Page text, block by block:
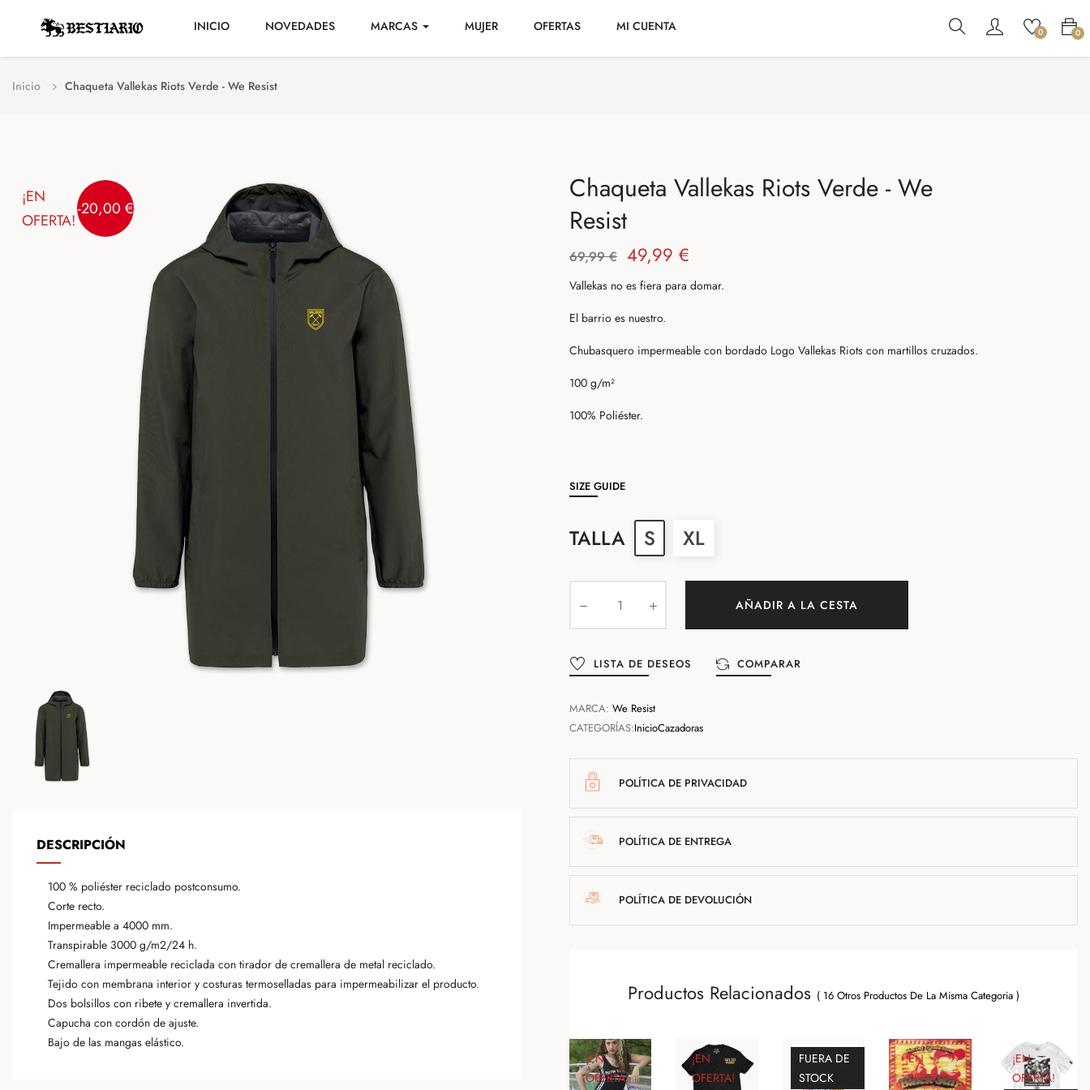
INICIO NOVEDADES MARCAS MUJER OFERTAS MI CUENTA 0 0
Inicio Chaqueta Vallekas Riots Verde - We Resist
¡EN
OFERTA!
-20,00 €
DESCRIPCIÓN
100 % poliéster reciclado postconsumo.
Corte recto.
Impermeable a 4000 mm.
Transpirable 3000 g/m2/24 h.
Cremallera impermeable reciclada con tirador de cremallera de metal reciclado.
Tejido con membrana interior y costuras termoselladas para impermeabilizar el producto.
Dos bolsillos con ribete y cremallera invertida.
Capucha con cordón de ajuste.
Bajo de las mangas elástico.
Chaqueta Vallekas Riots Verde - We
Resist
69,99 € 49,99 €
Vallekas no es fiera para domar.
El barrio es nuestro.
Chubasquero impermeable con bordado Logo Vallekas Riots con martillos cruzados.
100 g/m²
100% Poliéster.
SIZE GUIDE
TALLA S XL
AÑADIR A LA CESTA
LISTA DE DESEOS COMPARAR
MARCA: We Resist
CATEGORÍAS:InicioCazadoras
POLÍTICA DE PRIVACIDAD
POLÍTICA DE ENTREGA
POLÍTICA DE DEVOLUCIÓN
Productos Relacionados ( 16 Otros Productos De La Misma Categoria )
¡EN
OFERTA!
¡EN
OFERTA!
FUERA DE
STOCK
¡EN
OFERTA!
¡EN
OFERTA!